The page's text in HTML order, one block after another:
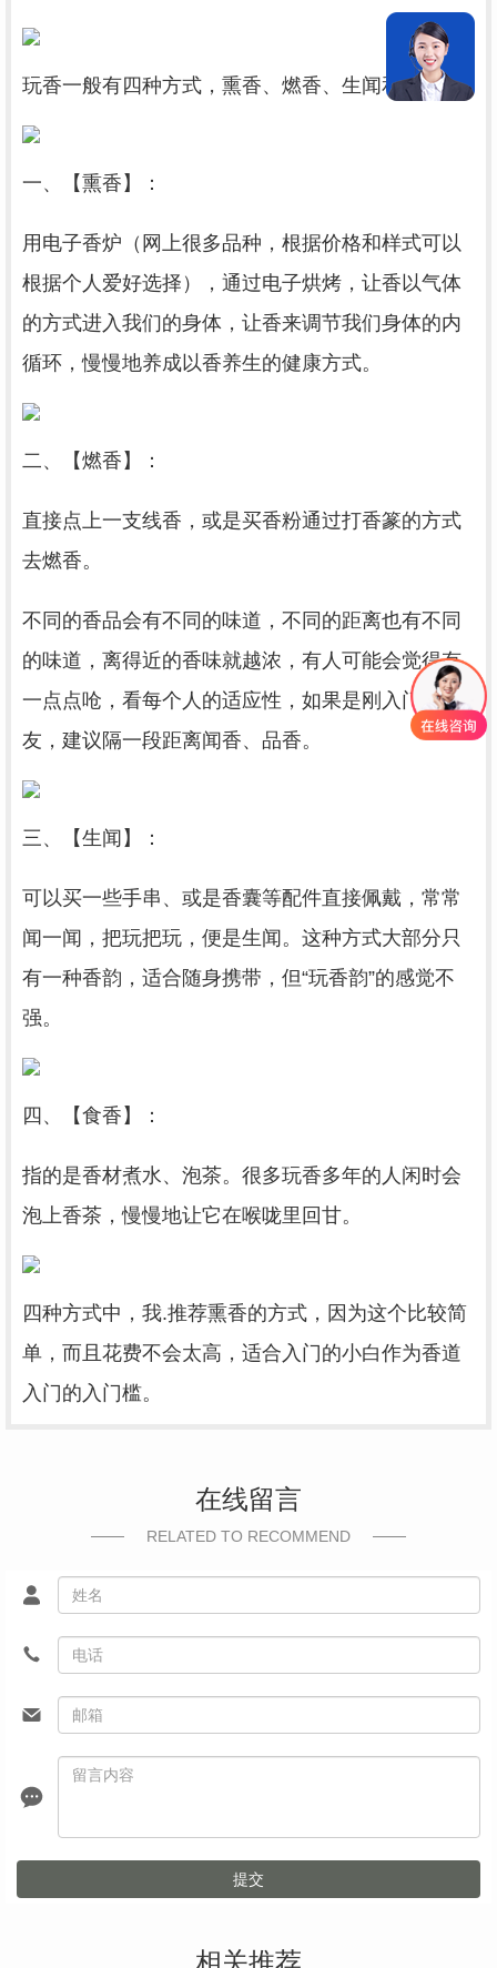
玩香一般有四种方式，熏香、燃香、生闻和食香。
一、【熏香】：
用电子香炉（网上很多品种，根据价格和样式可以
根据个人爱好选择），通过电子烘烤，让香以气体
的方式进入我们的身体，让香来调节我们身体的内
循环，慢慢地养成以香养生的健康方式。
二、【燃香】：
直接点上一支线香，或是买香粉通过打香篆的方式
去燃香。
不同的香品会有不同的味道，不同的距离也有不同
的味道，离得近的香味就越浓，有人可能会觉得有
一点点呛，看每个人的适应性，如果是刚入门的朋
友，建议隔一段距离闻香、品香。
三、【生闻】：
可以买一些手串、或是香囊等配件直接佩戴，常常
闻一闻，把玩把玩，便是生闻。这种方式大部分只
有一种香韵，适合随身携带，但“玩香韵”的感觉不
强。
四、【食香】：
指的是香材煮水、泡茶。很多玩香多年的人闲时会
泡上香茶，慢慢地让它在喉咙里回甘。
四种方式中，我.推荐熏香的方式，因为这个比较简
单，而且花费不会太高，适合入门的小白作为香道
入门的入门槛。
在线留言
RELATED TO RECOMMEND
提交
相关推荐